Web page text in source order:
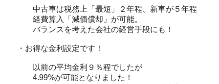
中古車は税務上「最短」２年程、新車が５年程
経費算入「減価償却」が可能。
バランスを考えた会社の経営手段にも！
・お得な金利設定です！
以前の平均金利９％程でしたが
4.99%が可能となりました！